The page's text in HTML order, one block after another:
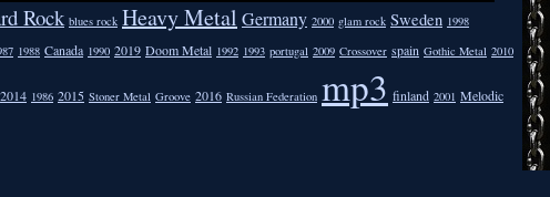
Rock blues rock Heavy Metal Germany 2000 glam rock Sweden 1998
1988 Canada 1990 2019 Doom Metal 1992 1993 portugal 2009 Crossover spain Gothic Metal 2010
2014 1986 2015 Stoner Metal Groove 2016 Russian Federation mp3 finland 2001 Melodic